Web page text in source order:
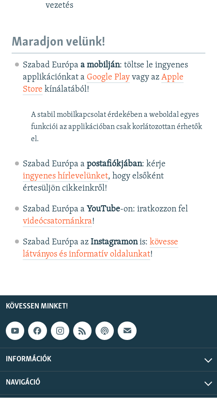
vezetés
Maradjon velünk!
Szabad Európa a mobilján: töltse le ingyenes
applikációnkat a Google Playvagy az Apple
Store kínálatából!
A stabil mobilkapcsolat érdekében a weboldal egyes
funkciói az applikációban csak korlátozottan érhetők
el.
Szabad Európa a postafiókjában: kérje
ingyenes hírlevelünket, hogy elsőként
értesüljön cikkeinkről!
Szabad Európa a YouTube-on: iratkozzon fel
videócsatornánkra!
Szabad Európa az Instagramonis: kövesse
látványos és informatív oldalunkat! ​
KÖVESSEN MINKET!
INFORMÁCIÓK
NAVIGÁCIÓ